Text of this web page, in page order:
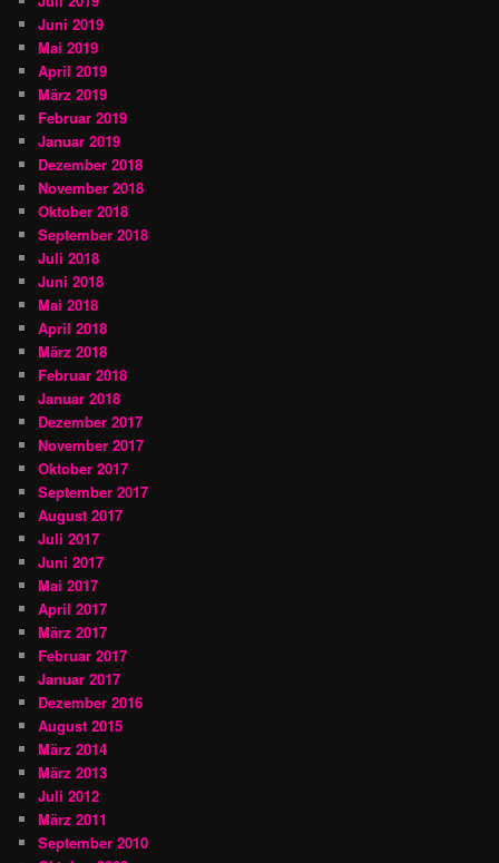
Juni 2019
Mai 2019
April 2019
März 2019
Februar 2019
Januar 2019
Dezember 2018
November 2018
Oktober 2018
September 2018
Juli 2018
Juni 2018
Mai 2018
April 2018
März 2018
Februar 2018
Januar 2018
Dezember 2017
November 2017
Oktober 2017
September 2017
August 2017
Juli 2017
Juni 2017
Mai 2017
April 2017
März 2017
Februar 2017
Januar 2017
Dezember 2016
August 2015
März 2014
März 2013
Juli 2012
März 2011
September 2010